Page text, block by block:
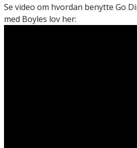
Se video om hvordan benytte Go
med Boyles lov her: